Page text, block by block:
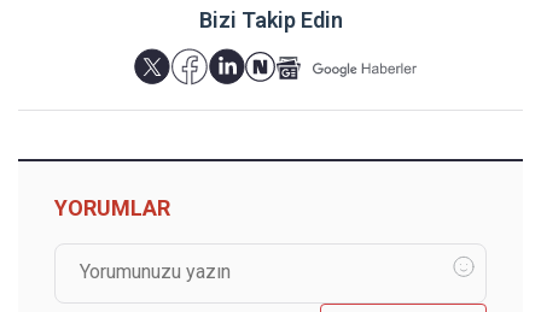
Bizi Takip Edin
YORUMLAR